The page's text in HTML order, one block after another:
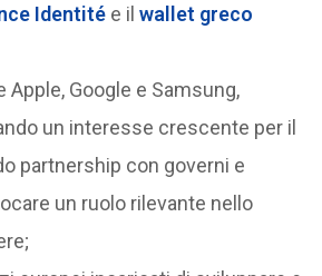
Identité e ilwallet greco
Apple, Google e Samsung,
un interesse crescente per il
partnership con governi e
un ruolo rilevante nello